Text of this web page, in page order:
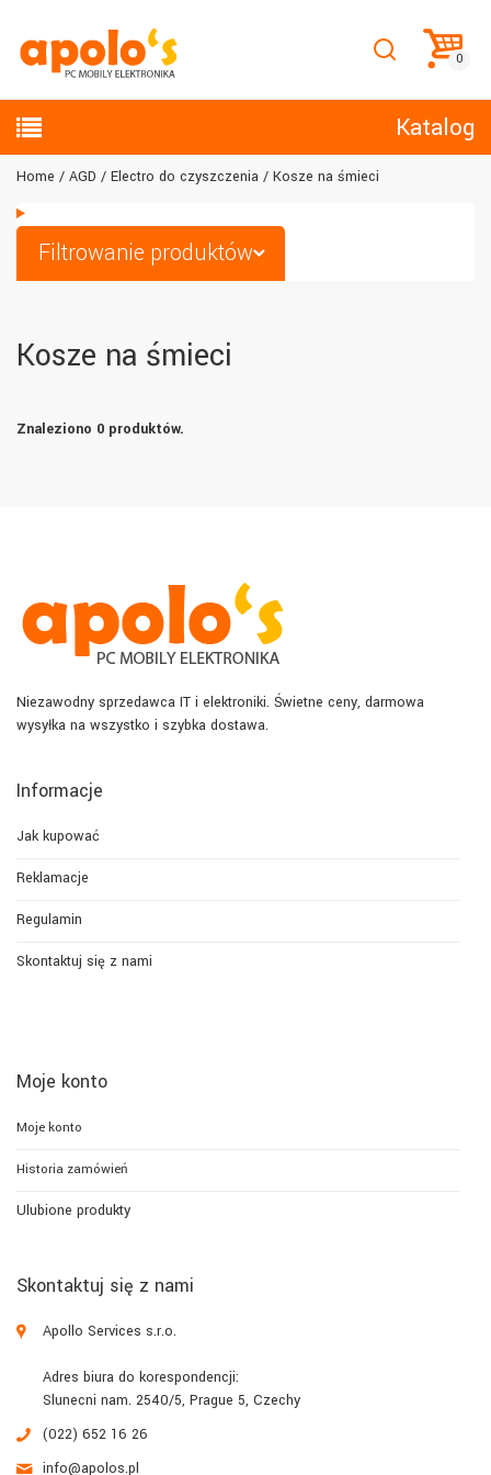
Katalog
Home AGD Electro do czyszczenia Kosze na śmieci
Filtrowanie produktów
Kosze na śmieci
Znaleziono 0 produktów.
Niezawodny sprzedawca IT i elektroniki. Świetne ceny, darmowa
wysyłka na wszystko i szybka dostawa.
Informacje
Jak kupować
Reklamacje
Regulamin
Skontaktuj się z nami
Moje konto
Moje konto
Historia zamówień
Ulubione produkty
Skontaktuj się z nami
Apollo Services s.r.o.
Adres biura do korespondencji:
Slunecni nam. 2540/5, Prague 5, Czechy
(022) 652 16 26
info@apolos.pl